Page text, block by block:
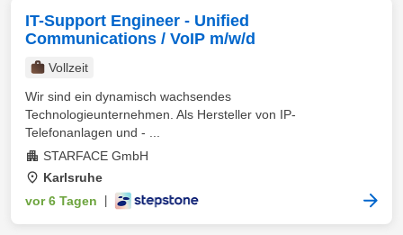
IT-Support Engineer - Unified
Communications / VoIP m/w/d
Vollzeit
Wir sind ein dynamisch wachsendes
Technologieunternehmen. Als Hersteller von IP-
Telefonanlagen und - ...
STARFACE GmbH
Karlsruhe
vor 6 Tagen